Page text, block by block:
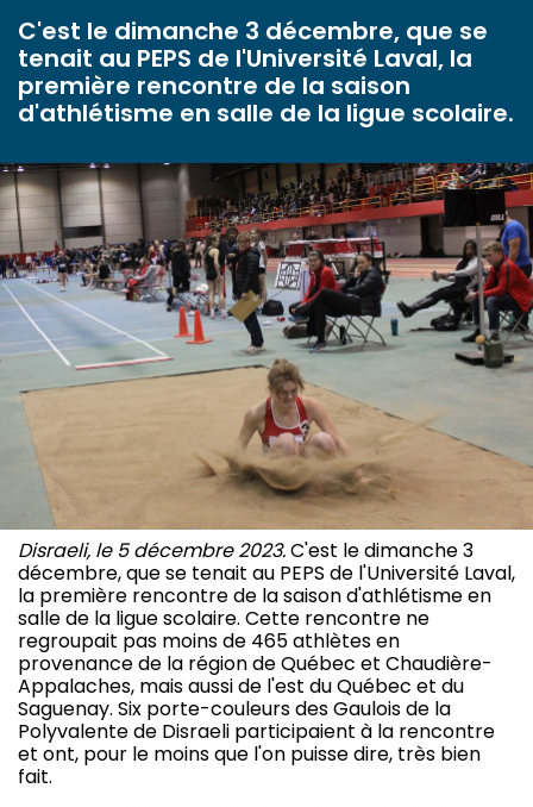
C'est le dimanche 3 décembre, que se
tenait au PEPS de l'Université Laval, la
première rencontre de la saison
d'athlétisme en salle de la ligue scolaire.
Disraeli, le 5 décembre 2023.C'est le dimanche 3
décembre, que se tenait au PEPS de l'Université Laval,
la première rencontre de la saison d'athlétisme en
salle de la ligue scolaire. Cette rencontre ne
regroupait pas moins de 465 athlètes en
provenance de la région de Québec et Chaudière-
Appalaches, mais aussi de l'est du Québec et du
Saguenay. Six porte-couleurs des Gaulois de la
Polyvalente de Disraeli participaient à la rencontre
et ont, pour le moins que l'on puisse dire, très bien
fait.